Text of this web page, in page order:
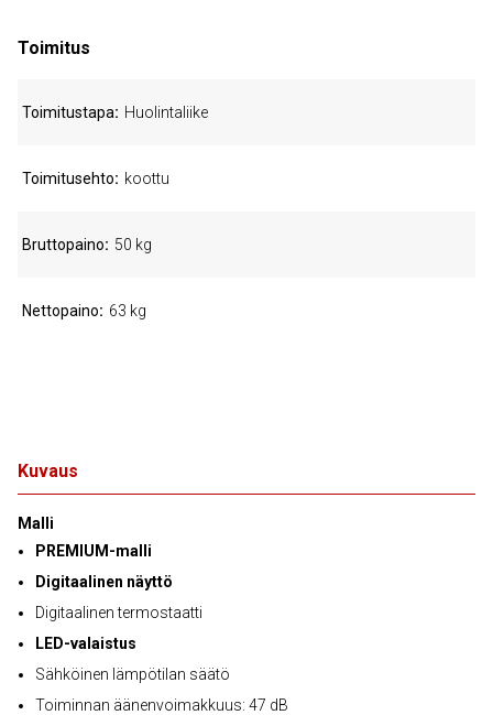
Kuvaus
Malli
PREMIUM-malli
Digitaalinen näyttö
Digitaalinen termostaatti
LED-valaistus
Sähköinen lämpötilan säätö
Toiminnan äänenvoimakkuus: 47 dB
Toimitus
Toimitustapa Huolintaliike
Toimitusehto koottu
Bruttopaino 50 kg
Nettopaino 63 kg